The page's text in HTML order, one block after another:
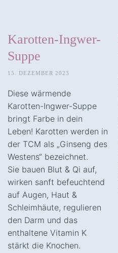
Karotten-Ingwer-
Suppe
15. DEZEMBER 2023
Diese wärmende
Karotten-Ingwer-Suppe
bringt Farbe in dein
Leben! Karotten werden in
der TCM als „Ginseng des
Westens“ bezeichnet.
Sie bauen Blut & Qi auf,
wirken sanft befeuchtend
auf Augen, Haut &
Schleimhäute, regulieren
den Darm und das
enthaltene Vitamin K
stärkt die Knochen.